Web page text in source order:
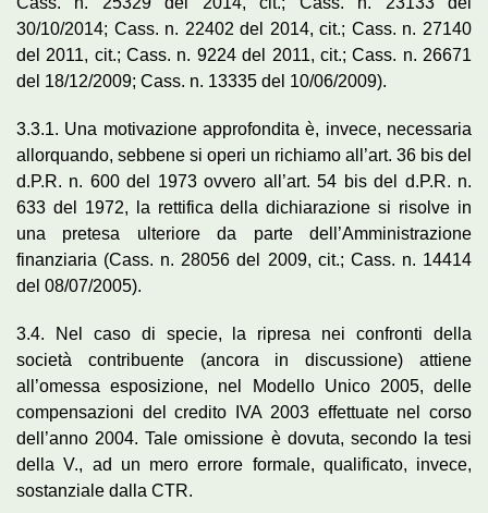
30/10/2014; Cass. n. 22402 del 2014, cit.; Cass. n. 27140
del 2011, cit.; Cass. n. 9224 del 2011, cit.; Cass. n. 26671
del 18/12/2009; Cass. n. 13335 del 10/06/2009).
3.3.1. Una motivazione approfondita è, invece, necessaria
allorquando, sebbene si operi un richiamo all’art. 36 bis del
d.P.R. n. 600 del 1973 ovvero all’art. 54 bis del d.P.R. n.
633 del 1972, la rettifica della dichiarazione si risolve in
una pretesa ulteriore da parte dell’Amministrazione
finanziaria (Cass. n. 28056 del 2009, cit.; Cass. n. 14414
del 08/07/2005).
3.4. Nel caso di specie, la ripresa nei confronti della
società contribuente (ancora in discussione) attiene
all’omessa esposizione, nel Modello Unico 2005, delle
compensazioni del credito IVA 2003 effettuate nel corso
dell’anno 2004. Tale omissione è dovuta, secondo la tesi
della V., ad un mero errore formale, qualificato, invece,
sostanziale dalla CTR.